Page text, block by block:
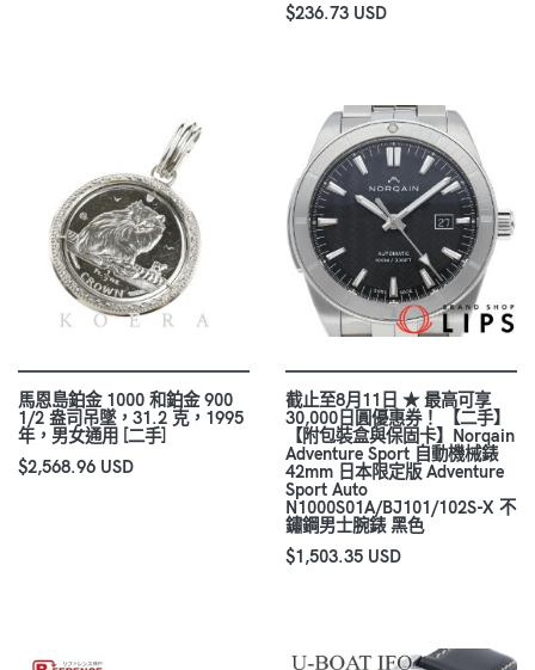
$236.73 USD
馬恩島鉑金 1000 和鉑金 900
1/2 盎司吊墜，31.2 克，1995
年，男女通用 [二手]
$2,568.96 USD
截止至8月11日 ★ 最高可享
30,000日圓優惠券！ 【二手】
【附包裝盒與保固卡】Norqain
Adventure Sport 自動機械錶
42mm 日本限定版 Adventure
Sport Auto
N1000S01A/BJ101/102S-X 不
鏽鋼男士腕錶 黑色
$1,503.35 USD